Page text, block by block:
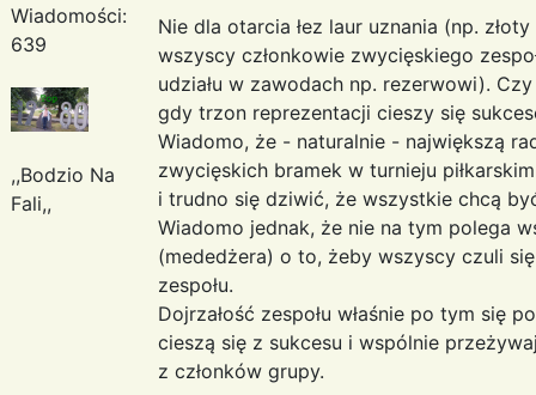
Wiadomości:
639
,,Bodzio Na
Fali,,
Nie dla otarcia łez laur uznania (np.
wszyscy członkowie zwycięskiego
udziału w zawodach np. rezerwowi).
gdy trzon reprezentacji cieszy się
Wiadomo, że - naturalnie - największą
zwycięskich bramek w turnieju
i trudno się dziwić, że wszystkie chcą
Wiadomo jednak, że nie na tym polega
(mededżera) o to, żeby wszyscy czuli
zespołu.
Dojrzałość zespołu właśnie po tym się
cieszą się z sukcesu i wspólnie
z członków grupy.